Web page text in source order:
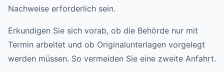
Nachweise erforderlich sein.
Erkundigen Sie sich vorab, ob die Behörde nur mit
Termin arbeitet und ob Originalunterlagen vorgelegt
werden müssen. So vermeiden Sie eine zweite Anfahrt.